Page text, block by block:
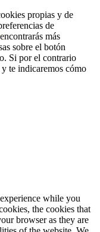
propias y de
de
encontrarás más
sobre el botón
Si por el contrario
te indicaremos cómo
while you
the cookies that
browser as they are